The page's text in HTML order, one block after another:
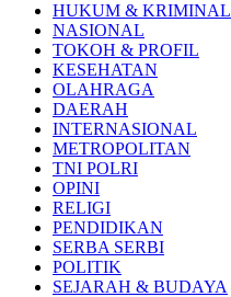
HUKUM & KRIMINAL
NASIONAL
TOKOH & PROFIL
KESEHATAN
OLAHRAGA
DAERAH
INTERNASIONAL
METROPOLITAN
TNI POLRI
OPINI
RELIGI
PENDIDIKAN
SERBA SERBI
POLITIK
SEJARAH & BUDAYA